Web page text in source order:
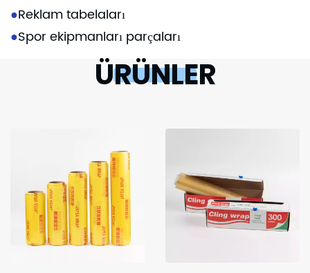
●Reklam tabelaları
●Spor ekipmanları parçaları
ÜRÜNLER